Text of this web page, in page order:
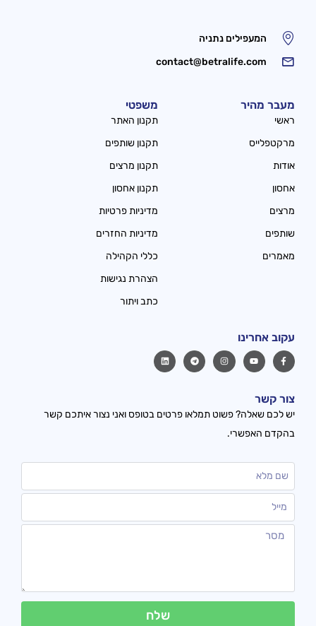
המעפילים נתניה
contact@betralife.com
מעבר מהיר
ראשי
מרקטפלייס
אודות
אחסון
מרצים
שותפים
מאמרים
משפטי
תקנון האתר
תקנון שותפים
תקנון מרצים
תקנון אחסון
מדיניות פרטיות
מדיניות החזרים
כללי הקהילה
הצהרת נגישות
כתב ויתור
עקוב אחרינו
צור קשר
יש לכם שאלה? פשוט תמלאו פרטים בטופס ואני נצור איתכם קשר
בהקדם האפשרי.
שלח